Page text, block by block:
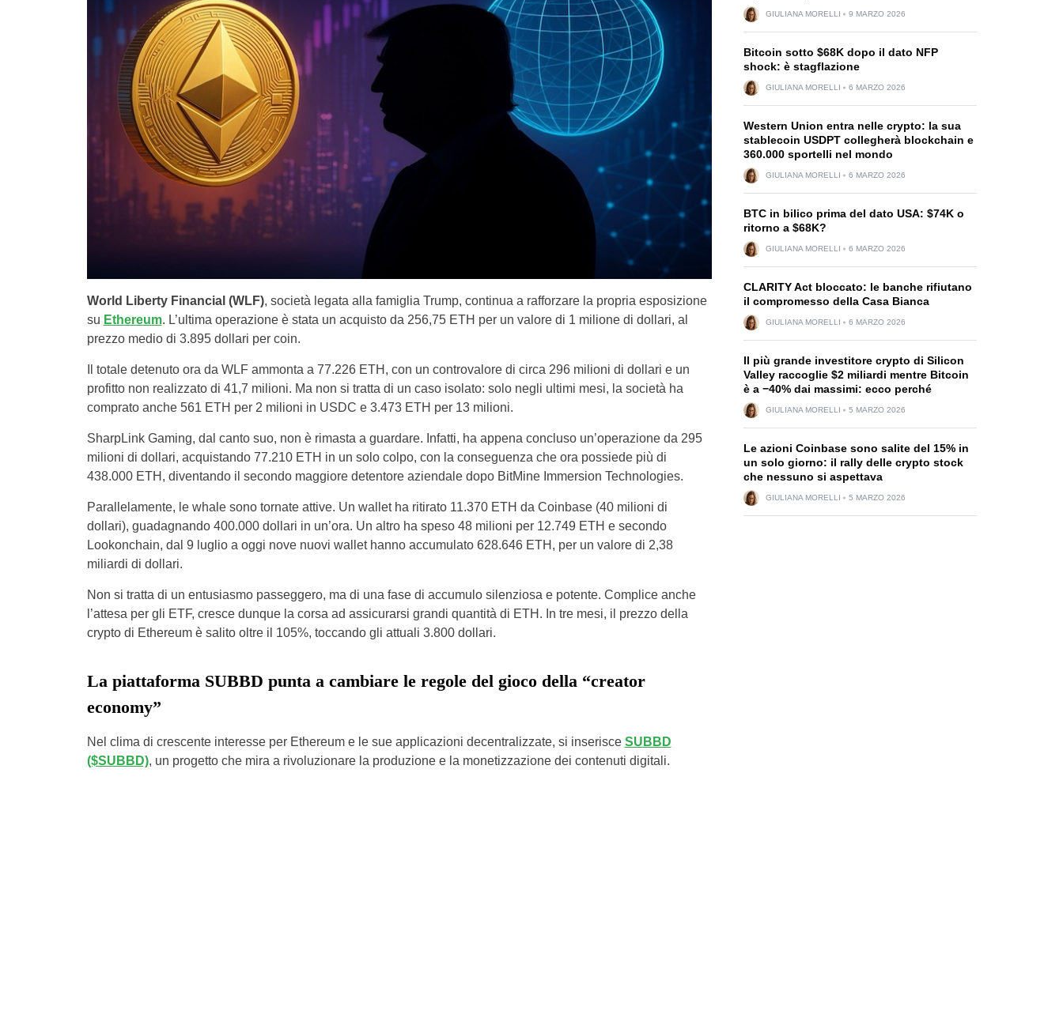
World Liberty Financial (WLF), società legata alla famiglia Trump, continua a rafforzare la propria esposizione
su Ethereum. L’ultima operazione è stata un acquisto da 256,75 ETH per un valore di 1 milione di dollari, al
prezzo medio di 3.895 dollari per coin.
Il totale detenuto ora da WLF ammonta a 77.226 ETH, con un controvalore di circa 296 milioni di dollari e un
profitto non realizzato di 41,7 milioni. Ma non si tratta di un caso isolato: solo negli ultimi mesi, la società ha
comprato anche 561 ETH per 2 milioni in USDC e 3.473 ETH per 13 milioni.
SharpLink Gaming, dal canto suo, non è rimasta a guardare. Infatti, ha appena concluso un’operazione da 295
milioni di dollari, acquistando 77.210 ETH in un solo colpo, con la conseguenza che ora possiede più di
438.000 ETH, diventando il secondo maggiore detentore aziendale dopo BitMine Immersion Technologies.
Parallelamente, le whale sono tornate attive. Un wallet ha ritirato 11.370 ETH da Coinbase (40 milioni di
dollari), guadagnando 400.000 dollari in un’ora. Un altro ha speso 48 milioni per 12.749 ETH e secondo
Lookonchain, dal 9 luglio a oggi nove nuovi wallet hanno accumulato 628.646 ETH, per un valore di 2,38
miliardi di dollari.
Non si tratta di un entusiasmo passeggero, ma di una fase di accumulo silenziosa e potente. Complice anche
l’attesa per gli ETF, cresce dunque la corsa ad assicurarsi grandi quantità di ETH. In tre mesi, il prezzo della
crypto di Ethereum è salito oltre il 105%, toccando gli attuali 3.800 dollari.
La piattaforma SUBBD punta a cambiare le regole del gioco della “creator
economy”
Nel clima di crescente interesse per Ethereum e le sue applicazioni decentralizzate, si inserisce SUBBD
($SUBBD), un progetto che mira a rivoluzionare la produzione e la monetizzazione dei contenuti digitali.
GIULIANA MORELLI 9 MARZO 2026
Bitcoin sotto $68K dopo il dato NFP
shock: è stagflazione
GIULIANA MORELLI 6 MARZO 2026
Western Union entra nelle crypto: la sua
stablecoin USDPT collegherà blockchain e
360.000 sportelli nel mondo
GIULIANA MORELLI 6 MARZO 2026
BTC in bilico prima del dato USA: $74K o
ritorno a $68K?
GIULIANA MORELLI 6 MARZO 2026
CLARITY Act bloccato: le banche rifiutano
il compromesso della Casa Bianca
GIULIANA MORELLI 6 MARZO 2026
Il più grande investitore crypto di Silicon
Valley raccoglie $2 miliardi mentre Bitcoin
è a −40% dai massimi: ecco perché
GIULIANA MORELLI 5 MARZO 2026
Le azioni Coinbase sono salite del 15% in
un solo giorno: il rally delle crypto stock
che nessuno si aspettava
GIULIANA MORELLI 5 MARZO 2026